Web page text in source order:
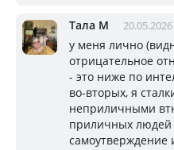
Тала М
у меня лично
отрицательное
- это ниже по
во-вторых, я
неприличными
приличных людей
самоутверждение